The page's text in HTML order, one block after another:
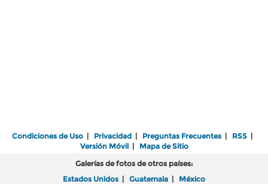
Condiciones de Uso | Privacidad | Preguntas Frecuentes | RSS |
Versión Móvil| Mapa de Sitio
Galerías de fotos de otros países:
Estados Unidos | Guatemala | México